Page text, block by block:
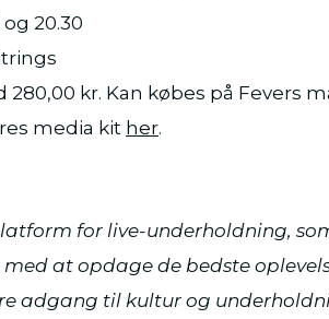
20.30
kr. Kan købes på Fevers
media kit her.
for live-underholdning,
at opdage de bedste
adgang til kultur og